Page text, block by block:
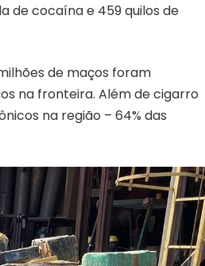
de cocaína e 459 quilos de
de maços foram
na fronteira. Além de cigarro
na região – 64% das